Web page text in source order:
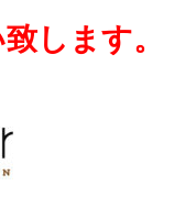
します。